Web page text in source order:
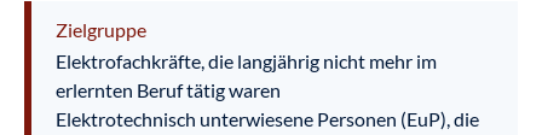
Zielgruppe
Elektrofachkräfte, die langjährig nicht mehr im
erlernten Beruf tätig waren
Elektrotechnisch unterwiesene Personen (EuP), die